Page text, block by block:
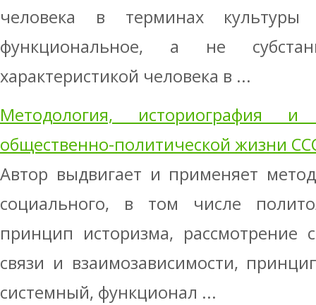
человека в терминах
функциональное, а не
характеристикой человека в ...
Методология, историография и
общественно-политической жизни
Автор выдвигает и применяет
социального, в том числе
принцип историзма, рассмотрение
связи и взаимозависимости,
системный, функционал ...